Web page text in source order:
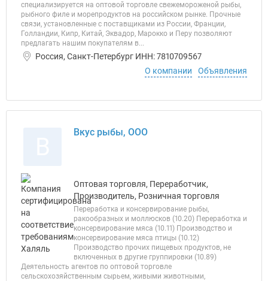
специализируется на оптовой торговле свежемороженой рыбы,
рыбного филе и морепродуктов на российском рынке. Прочные
связи, установленные с поставщиками из России, Франции,
Голландии, Кипр, Китай, Эквадор, Марокко и Перу позволяют
предлагать нашим покупателям в...
Россия, Санкт-Петербург ИНН: 7810709567
О компании
Объявления
Вкус рыбы, ООО
Оптовая торговля, Переработчик,
Производитель, Розничная торговля
Переработка и консервирование рыбы,
ракообразных и моллюсков (10.20) Переработка и
консервирование мяса (10.11) Производство и
консервирование мяса птицы (10.12)
Производство прочих пищевых продуктов, не
включенных в другие группировки (10.89)
Деятельность агентов по оптовой торговле
сельскохозяйственным сырьем, живыми животными,